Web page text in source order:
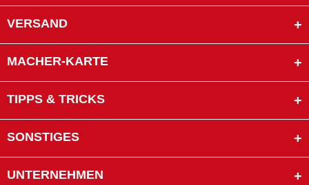
VERSAND
MACHER-KARTE
TIPPS & TRICKS
SONSTIGES
UNTERNEHMEN